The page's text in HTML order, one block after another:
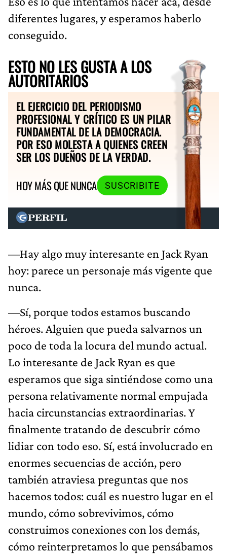
diferentes lugares, y esperamos haberlo
conseguido.
ESTO NO LES GUSTA A LOS
AUTORITARIOS
EL EJERCICIO DEL PERIODISMO
PROFESIONAL Y CRÍTICO ES UN PILAR
FUNDAMENTAL DE LA DEMOCRACIA.
POR ESO MOLESTA A QUIENES CREEN
SER LOS DUEÑOS DE LA VERDAD.
HOY MÁS QUE NUNCA
SUSCRIBITE
—Hay algo muy interesante en Jack Ryan
hoy: parece un personaje más vigente que
nunca.
—Sí, porque todos estamos buscando
héroes. Alguien que pueda salvarnos un
poco de toda la locura del mundo actual.
Lo interesante de Jack Ryan es que
esperamos que siga sintiéndose como una
persona relativamente normal empujada
hacia circunstancias extraordinarias. Y
finalmente tratando de descubrir cómo
lidiar con todo eso. Sí, está involucrado en
enormes secuencias de acción, pero
también atraviesa preguntas que nos
hacemos todos: cuál es nuestro lugar en el
mundo, cómo sobrevivimos, cómo
construimos conexiones con los demás,
cómo reinterpretamos lo que pensábamos